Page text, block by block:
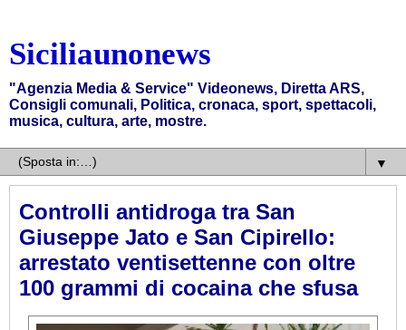
Siciliaunonews
"Agenzia Media & Service" Videonews, Diretta ARS,
Consigli comunali, Politica, cronaca, sport, spettacoli,
musica, cultura, arte, mostre.
▼
Controlli antidroga tra San
Giuseppe Jato e San Cipirello:
arrestato ventisettenne con oltre
100 grammi di cocaina che sfusa